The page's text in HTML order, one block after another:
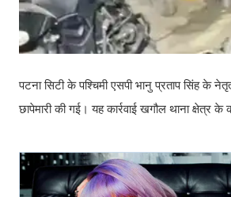
पटना सिटी के पश्चिमी एसपी भानु प्रताप सिंह के
छापेमारी की गई। यह कार्रवाई खगौल थाना